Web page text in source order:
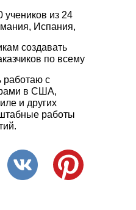
создавать
по всему
учеников из 24
Испания,
работаю с
в США,
и других
работы